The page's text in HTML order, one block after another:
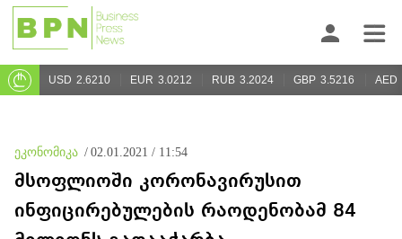
USD 2.6210 EUR 3.0212 RUB 3.2024 GBP 3.5216 AED
ეკონომიკა / 02.01.2021 / 11:54
მსოფლიოში კორონავირუსით
ინფიცირებულების რაოდენობამ 84